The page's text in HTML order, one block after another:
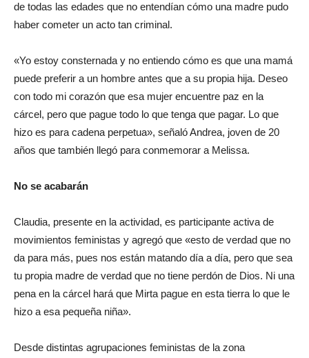
de todas las edades que no entendían cómo una madre pudo
haber cometer un acto tan criminal.
«Yo estoy consternada y no entiendo cómo es que una mamá
puede preferir a un hombre antes que a su propia hija. Deseo
con todo mi corazón que esa mujer encuentre paz en la
cárcel, pero que pague todo lo que tenga que pagar. Lo que
hizo es para cadena perpetua», señaló Andrea, joven de 20
años que también llegó para conmemorar a Melissa.
No se acabarán
Claudia, presente en la actividad, es participante activa de
movimientos feministas y agregó que «esto de verdad que no
da para más, pues nos están matando día a día, pero que sea
tu propia madre de verdad que no tiene perdón de Dios. Ni una
pena en la cárcel hará que Mirta pague en esta tierra lo que le
hizo a esa pequeña niña».
Desde distintas agrupaciones feministas de la zona